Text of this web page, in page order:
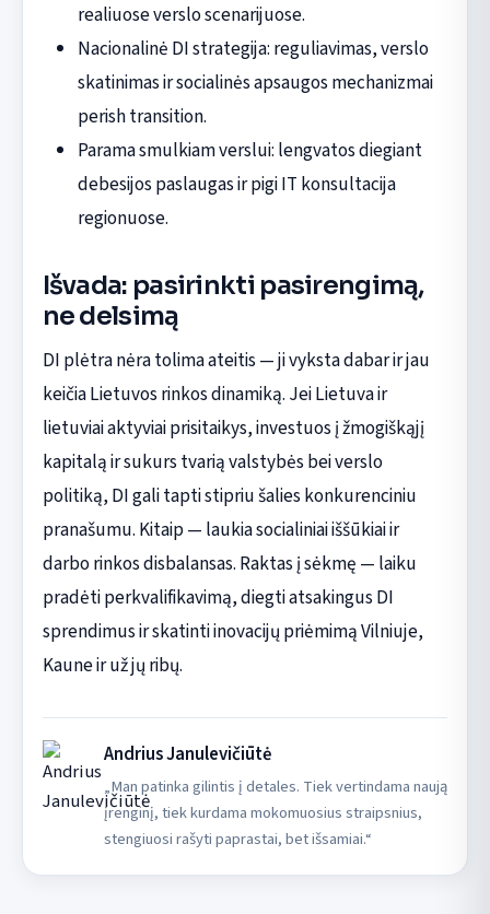
realiuose verslo scenarijuose.
Nacionalinė DI strategija: reguliavimas, verslo
skatinimas ir socialinės apsaugos mechanizmai
perish transition.
Parama smulkiam verslui: lengvatos diegiant
debesijos paslaugas ir pigi IT konsultacija
regionuose.
Išvada: pasirinkti pasirengimą,
ne delsimą
DI plėtra nėra tolima ateitis — ji vyksta dabar ir jau
keičia Lietuvos rinkos dinamiką. Jei Lietuva ir
lietuviai aktyviai prisitaikys, investuos į žmogiškąjį
kapitalą ir sukurs tvarią valstybės bei verslo
politiką, DI gali tapti stipriu šalies konkurenciniu
pranašumu. Kitaip — laukia socialiniai iššūkiai ir
darbo rinkos disbalansas. Raktas į sėkmę — laiku
pradėti perkvalifikavimą, diegti atsakingus DI
sprendimus ir skatinti inovacijų priėmimą Vilniuje,
Kaune ir už jų ribų.
Andrius Janulevičiūtė
„Man patinka gilintis į detales. Tiek vertindama naują
įrenginį, tiek kurdama mokomuosius straipsnius,
stengiuosi rašyti paprastai, bet išsamiai.“